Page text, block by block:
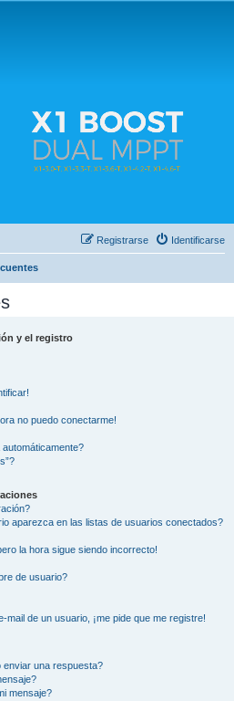
solares Solax y temas relacionados.
Identificarse
Registrarse
y el registro
no puedo conectarme!
aparezca en las listas de usuarios conectados?
la hora sigue siendo incorrecto!
de usuario?
de un usuario, ¡me pide que me registre!
enviar una respuesta?
mensaje?